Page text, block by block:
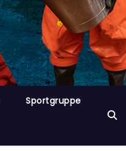
Sportgruppe